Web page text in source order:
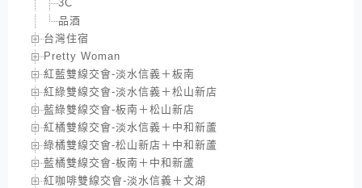
3C
品酒
台灣住宿
Pretty Woman
紅藍雙線交會-淡水信義＋板南
紅綠雙線交會-淡水信義＋松山新店
藍綠雙線交會-板南＋松山新店
紅橘雙線交會-淡水信義＋中和新蘆
綠橘雙線交會-松山新店＋中和新蘆
藍橘雙線交會-板南＋中和新蘆
紅咖啡雙線交會-淡水信義＋文湖